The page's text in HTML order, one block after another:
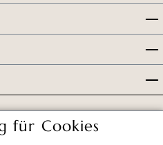
für Cookies